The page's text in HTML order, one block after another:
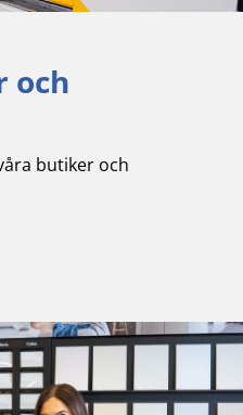
och
butiker och